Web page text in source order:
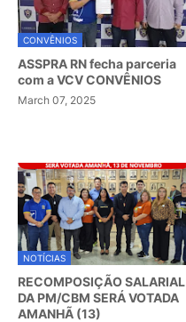
CONVÊNIOS
ASSPRA RN fecha parceria
com a VCV CONVÊNIOS
March 07, 2025
NOTÍCIAS
RECOMPOSIÇÃO SALARIAL
DA PM/CBM SERÁ VOTADA
AMANHÃ (13)